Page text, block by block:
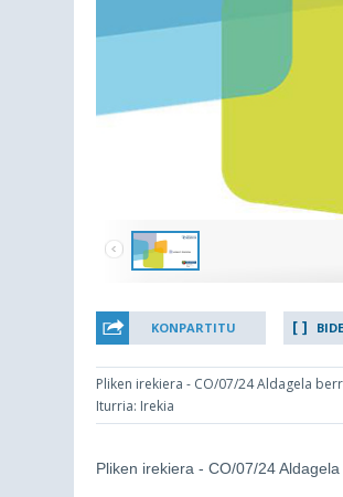
KONPARTITU
Pliken irekiera - CO/07/24 Aldagela
Iturria: Irekia
Pliken irekiera - CO/07/24